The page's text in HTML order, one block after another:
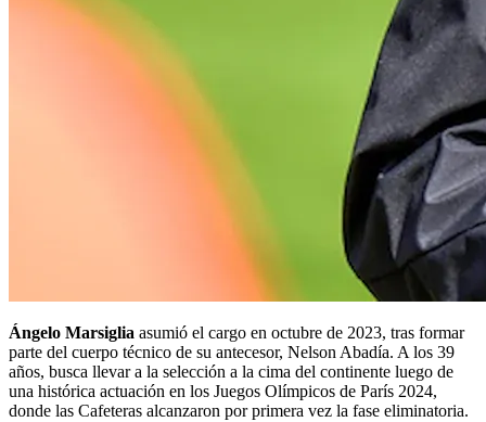
Ángelo Marsiglia asumió el cargo en octubre de 2023, tras formar
parte del cuerpo técnico de su antecesor, Nelson Abadía. A los 39
años, busca llevar a la selección a la cima del continente luego de
una histórica actuación en los Juegos Olímpicos de París 2024,
donde las Cafeteras alcanzaron por primera vez la fase eliminatoria.